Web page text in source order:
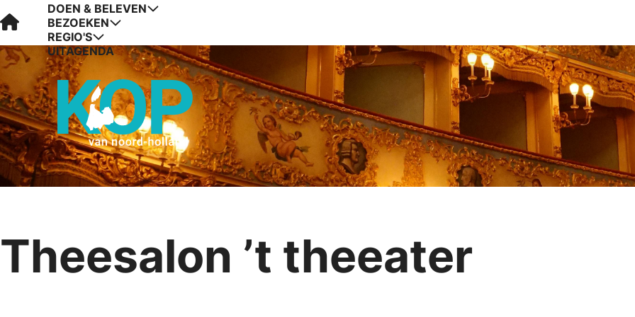
Visit Kop van Holland
DOEN & BELEVEN
BEZOEKEN
REGIO'S
UITAGENDA
Theesalon ’t theeater